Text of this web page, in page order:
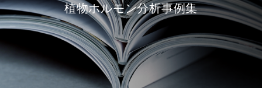
植物ホルモン分析事例集